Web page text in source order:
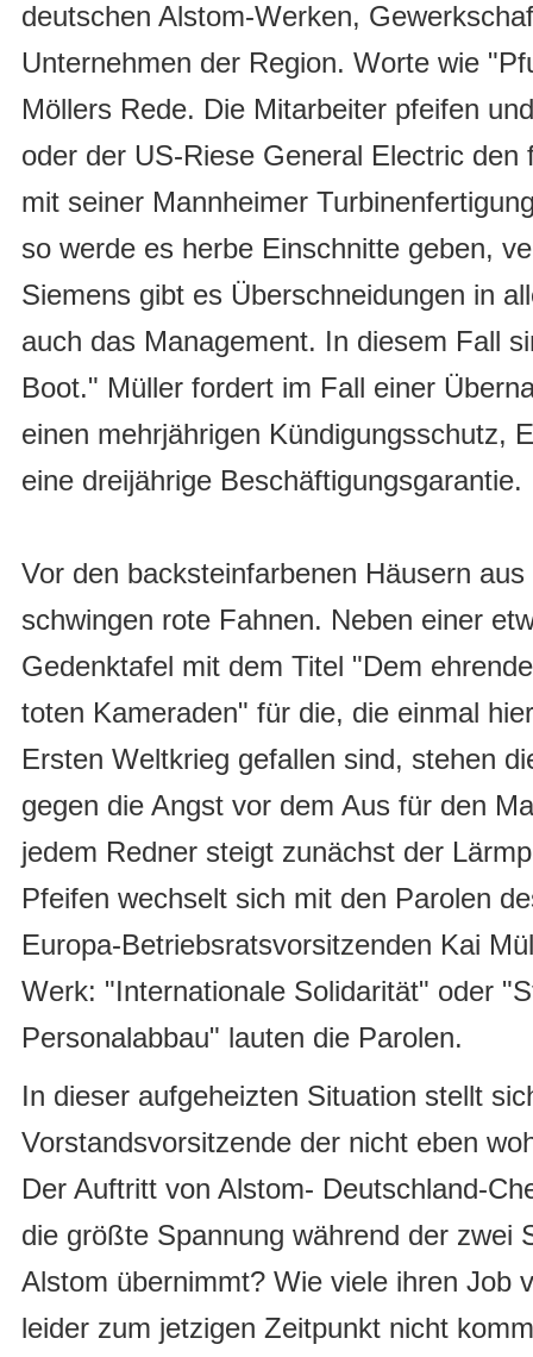
deutschen Alstom-Werken,
Unternehmen der Region. Worte wie
Möllers Rede. Die Mitarbeiter pfeifen
oder der US-Riese General Electric den
mit seiner Mannheimer
so werde es herbe Einschnitte geben,
Siemens gibt es Überschneidungen in
auch das Management. In diesem Fall
Boot." Müller fordert im Fall einer
einen mehrjährigen Kündigungsschutz,
eine dreijährige Beschäftigungsgarantie.
Vor den backsteinfarbenen Häusern
schwingen rote Fahnen. Neben einer
Gedenktafel mit dem Titel "Dem
toten Kameraden" für die, die einmal
Ersten Weltkrieg gefallen sind, stehen
gegen die Angst vor dem Aus für den
jedem Redner steigt zunächst der
Pfeifen wechselt sich mit den Parolen
Europa-Betriebsratsvorsitzenden Kai
Werk: "Internationale Solidarität" oder
Personalabbau" lauten die Parolen.
In dieser aufgeheizten Situation stellt
Vorstandsvorsitzende der nicht eben
Der Auftritt von Alstom- Deutschland-
die größte Spannung während der zwei
Alstom übernimmt? Wie viele ihren Job
leider zum jetzigen Zeitpunkt nicht